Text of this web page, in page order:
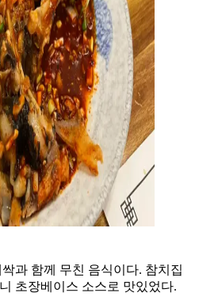
과 함께 무친 음식이다. 참치집
초장베이스 소스로 맛있었다.